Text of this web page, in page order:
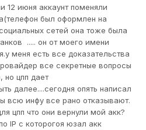
12 июня аккаунт поменяли
был оформлен на
сетей она тоже была
..... он от моего имени
меня есть все доказательства
все секретные вопросы
но цпп дает
далее....сегодня опять написал
всю инфу все рано отказывают.
цпп что они вернули мой акк?
IP с которогоя юзал акк